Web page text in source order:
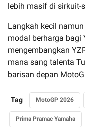
lebih masif di sirkuit-
Langkah kecil
modal berharga bagi
mengembangkan
mana sang talenta
barisan depan
Tag MotoGP 2026
Prima Pramac Yamaha